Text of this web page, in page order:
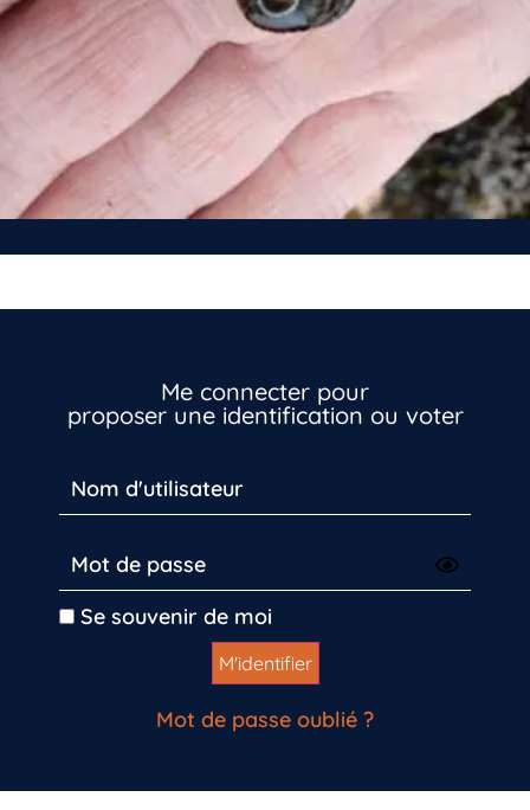
Me connecter pour
proposer une identification ou voter
Se souvenir de moi
Mot de passe oublié ?